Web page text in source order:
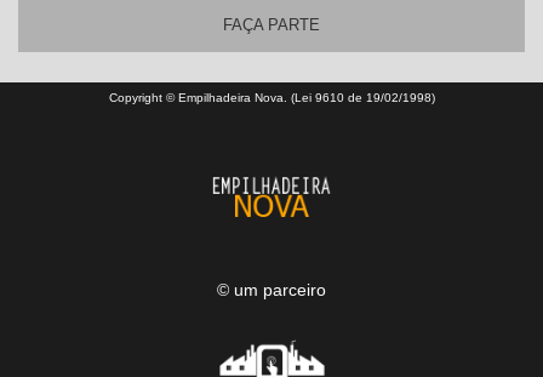
FAÇA PARTE
Copyright © Empilhadeira Nova. (Lei 9610 de 19/02/1998)
© um parceiro